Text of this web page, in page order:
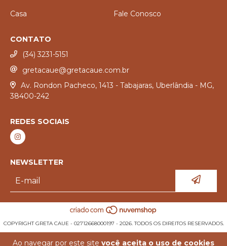
Ao navegar por este site você aceita o uso de cookies
Casa Fale Conosco
CONTATO
(34) 3231-5151
gretacaue@gretacaue.com.br
Av. Rondon Pacheco, 1413 - Tabajaras, Uberlândia - MG,
38400-242
REDES SOCIAIS
NEWSLETTER
COPYRIGHT GRETA CAUE - 02712668000197 - 2026. TODOS OS DIREITOS RESERVADOS.